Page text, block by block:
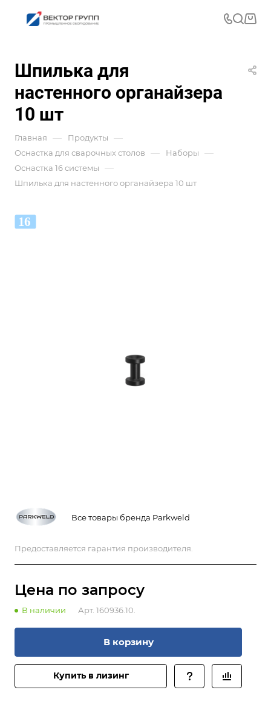
Шпилька для
настенного органайзера
10 шт
Главная — Продукты —
Оснастка для сварочных столов — Наборы —
Оснастка 16 системы —
Шпилька для настенного органайзера 10 шт
Все товары бренда Parkweld
Предоставляется гарантия производителя.
Цена по запросу
В наличии Арт. 160936.10.
В корзину
Купить в лизинг